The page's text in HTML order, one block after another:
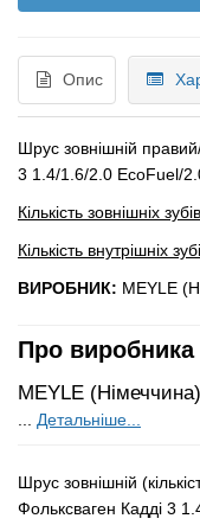
Опис
Шрус зовнішній
3 1.4/1.6/2.0 EcoFuel/
Кількість зовнішніх
Кількість внутрішніх
ВИРОБНИК: MEYLE
Про виробника
MEYLE (Німеччина)
Детальніше...
Шрус зовнішній
Фольксваген Кадді 3